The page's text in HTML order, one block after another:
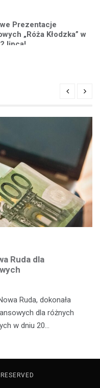
Prezentacje
„Róża Kłodzka” w
lipca!
Ruda dla
Ruda, dokonała
dla różnych
w dniu 20…